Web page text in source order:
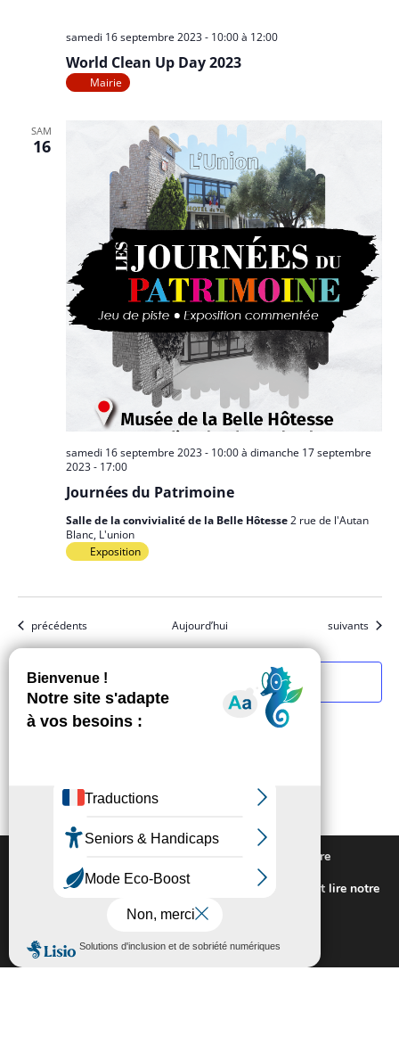
World Clean Up Day 2023
samedi 16 septembre 2023 - 10:00à 12:00
Mairie
SAM
16
Journées du Patrimoine
samedi 16 septembre 2023 - 10:00à dimanche 17 septembre
2023 - 17:00
Salle de la convivialité de la Belle Hôtesse2 rue de l'Autan
Blanc, L'union
Exposition
Évènements
précédents Aujourd’hui Évènements
suivants
S’abonner au calendrier
Nous utilisons des cookies pour vous offrir la meilleure
expérience sur notre site.
Pour connaitre les cookies utilisés ou les désactiver et lire notre
politique de confidentialité,
cliquez-ici
Accepter